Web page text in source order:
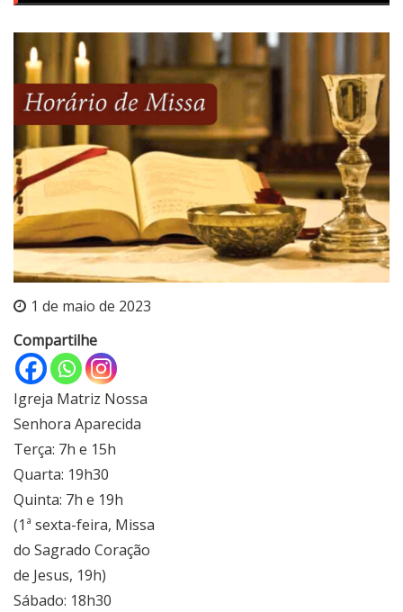
1 de maio de 2023
Compartilhe
Igreja Matriz Nossa
Senhora Aparecida
Terça: 7h e 15h
Quarta: 19h30
Quinta: 7h e 19h
(1ª sexta-feira, Missa
do Sagrado Coração
de Jesus, 19h)
Sábado: 18h30